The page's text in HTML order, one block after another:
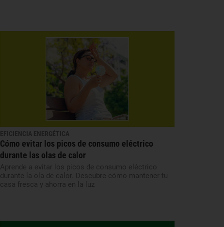
EFICIENCIA ENERGÉTICA
Cómo evitar los picos de consumo eléctrico
durante las olas de calor
Aprende a evitar los picos de consumo eléctrico
durante la ola de calor. Descubre cómo mantener tu
casa fresca y ahorra en la luz